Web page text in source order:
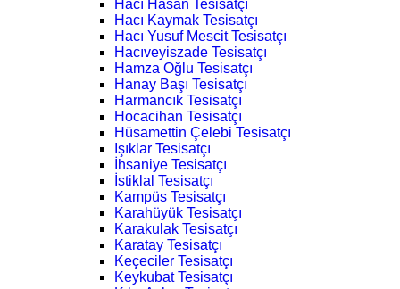
Hacı Hasan Tesisatçı
Hacı Kaymak Tesisatçı
Hacı Yusuf Mescit Tesisatçı
Hacıveyiszade Tesisatçı
Hamza Oğlu Tesisatçı
Hanay Başı Tesisatçı
Harmancık Tesisatçı
Hocacihan Tesisatçı
Hüsamettin Çelebi Tesisatçı
Işıklar Tesisatçı
İhsaniye Tesisatçı
İstiklal Tesisatçı
Kampüs Tesisatçı
Karahüyük Tesisatçı
Karakulak Tesisatçı
Karatay Tesisatçı
Keçeciler Tesisatçı
Keykubat Tesisatçı